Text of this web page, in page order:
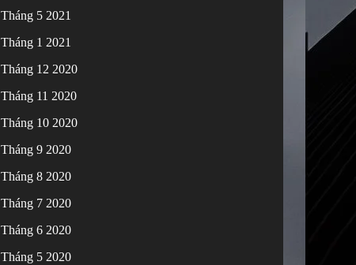
Tháng 5 2021
Tháng 1 2021
Tháng 12 2020
Tháng 11 2020
Tháng 10 2020
Tháng 9 2020
Tháng 8 2020
Tháng 7 2020
Tháng 6 2020
Tháng 5 2020